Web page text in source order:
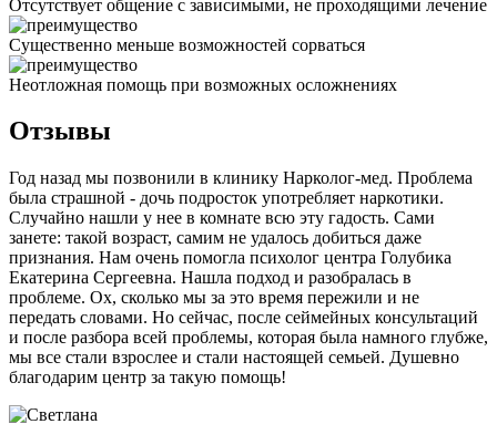
Отсутствует общение с зависимыми, не проходящими лечение
Существенно меньше возможностей сорваться
Неотложная помощь при возможных осложнениях
Отзывы
Год назад мы позвонили в клинику Нарколог-мед. Проблема
была страшной - дочь подросток употребляет наркотики.
Случайно нашли у нее в комнате всю эту гадость. Сами
занете: такой возраст, самим не удалось добиться даже
признания. Нам очень помогла психолог центра Голубика
Екатерина Сергеевна. Нашла подход и разобралась в
проблеме. Ох, сколько мы за это время пережили и не
передать словами. Но сейчас, после сеймейных консультаций
и после разбора всей проблемы, которая была намного глубже,
мы все стали взрослее и стали настоящей семьей. Душевно
благодарим центр за такую помощь!